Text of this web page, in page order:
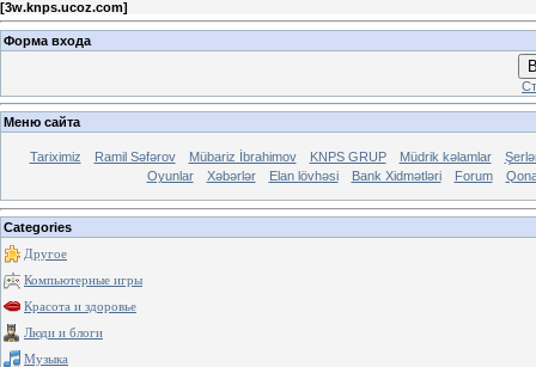
[3w.knps.ucoz.com]
Форма входа
Меню сайта
Tariximiz Ramil Səfərov Mübariz İbrahimov KNPS GRUP Müdrik kəlamlar
Oyunlar
Xəbərlər Elan lövhəsi Bank Xidmətləri Forum
Categories
Другое
Компьютерные игры
Красота и здоровье
Люди и блоги
Музыка